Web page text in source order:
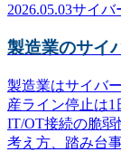
2026.05.03サイバ
製造業のサイ
製造業はサイバ
産ライン停止は1
IT/OT接続の脆
考え方、踏み台